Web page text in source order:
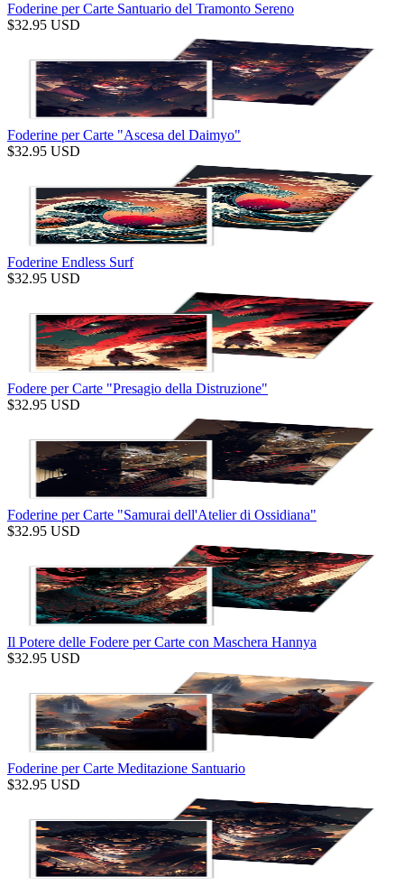
Foderine per Carte Santuario del Tramonto Sereno
$32.95 USD
Foderine per Carte "Ascesa del Daimyo"
$32.95 USD
Foderine Endless Surf
$32.95 USD
Fodere per Carte "Presagio della Distruzione"
$32.95 USD
Foderine per Carte "Samurai dell'Atelier di Ossidiana"
$32.95 USD
Il Potere delle Fodere per Carte con Maschera Hannya
$32.95 USD
Foderine per Carte Meditazione Santuario
$32.95 USD